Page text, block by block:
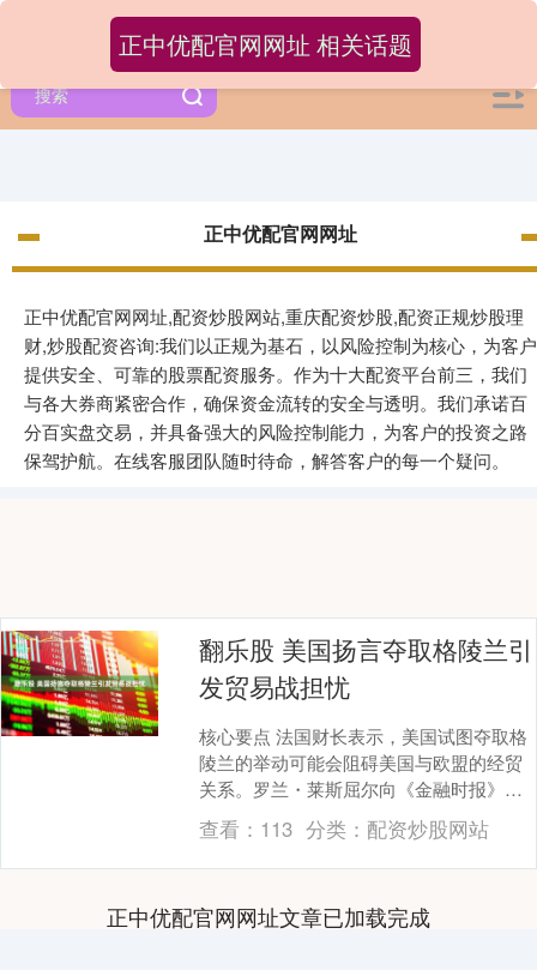
正中优配官网网址
正中优配官网网址,配资炒股网站,重庆配资炒股,配资正规炒股理
财,炒股配资咨询:我们以正规为基石，以风险控制为核心，为客户
提供安全、可靠的股票配资服务。作为十大配资平台前三，我们
与各大券商紧密合作，确保资金流转的安全与透明。我们承诺百
分百实盘交易，并具备强大的风险控制能力，为客户的投资之路
保驾护航。在线客服团队随时待命，解答客户的每一个疑问。
正中优配官网网址 相关话题
翻乐股 美国扬言夺取格陵兰引
发贸易战担忧
核心要点 法国财长表示，美国试图夺取格
陵兰的举动可能会阻碍美国与欧盟的经贸
关系。罗兰・莱斯屈尔向《金融时报》表
示，格陵兰的主权 “不容肆意践踏”。有分
析师指出，....
查看： 113 分类： 配资炒股网站
正中优配官网网址文章已加载完成